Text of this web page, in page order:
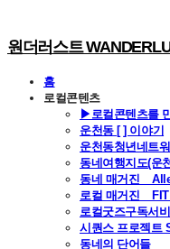
원더러스트
홈
로컬콘텐츠
▶로컬콘텐츠를
운천동 [ ] 이야기
운천동청년네트
동네여행지도(운
동네 매거진 _
로컬 매거진 _
로컬굿즈구독서
시퀀스 프로젝트
동네의 단어들